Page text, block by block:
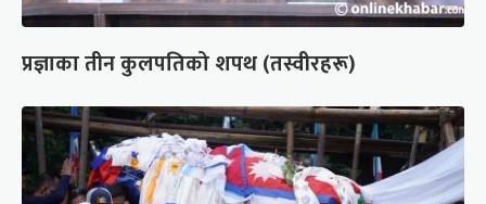
प्रज्ञाका तीन कुलपतिको शपथ (तस्वीरहरू)